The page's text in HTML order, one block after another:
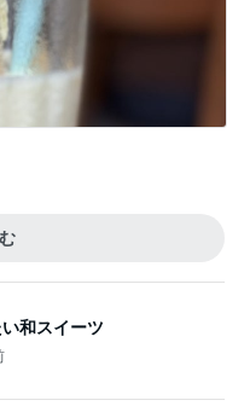
和スイーツ